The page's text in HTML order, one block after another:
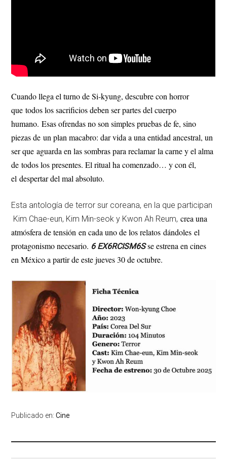
Cuando llega el turno de Si-kyung, descubre con horror
que todos los sacrificios deben ser partes del cuerpo
humano. Esas ofrendas no son simples pruebas de fe, sino
piezas de un plan macabro: dar vida a una entidad ancestral, un
ser que aguarda en las sombras para reclamar la carne y el alma
de todos los presentes. El ritual ha comenzado… y con él,
el despertar del mal absoluto.
Esta antología de terror sur coreana, en la que participan
Kim Chae-eun, Kim Min-seok y Kwon Ah Reum, crea una
atmósfera de tensión en cada uno de los relatosdándoles el
protagonismo necesario. 6 EX6RCISM6Sse estrena en cines
en México a partir de este jueves 30 de octubre.
Publicado en:Cine